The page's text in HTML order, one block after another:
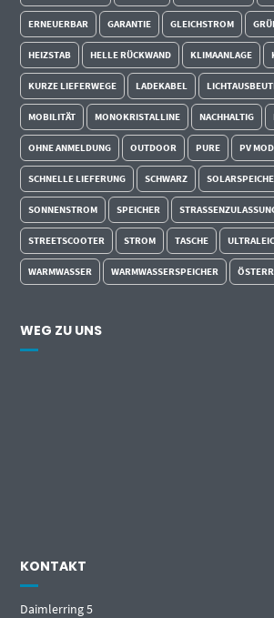
ERNEUERBAR GARANTIE GLEICHSTROM
HEIZSTAB HELLE RÜCKWAND KLIMAANLAGE
KURZE LIEFERWEGE LADEKABEL
MOBILITÄT MONOKRISTALLINE NACHHALTIG
OHNE ANMELDUNG OUTDOOR PURE PV
SCHNELLE LIEFERUNG SCHWARZ
SONNENSTROM SPEICHER
STREETSCOOTER STROM TASCHE
WARMWASSER WARMWASSERSPEICHER
WEG ZU UNS
KONTAKT
Daimlerring 5